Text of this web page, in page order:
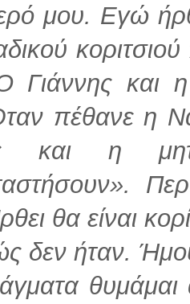
μου. Εγώ
Γιάννης και
πέθανε η
και η
θα είναι
δεν ήταν.
θυμάμαι